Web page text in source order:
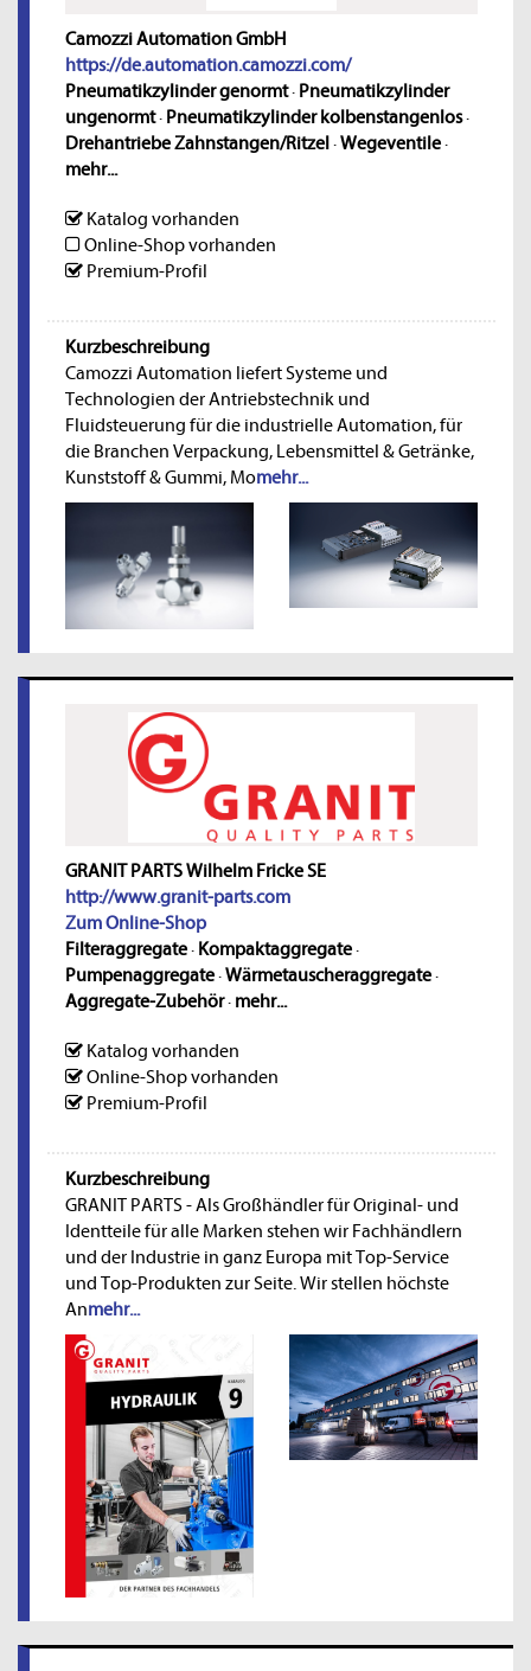
Camozzi Automation GmbH
https://de.automation.camozzi.com/
Pneumatikzylinder genormt· Pneumatikzylinder
ungenormt· Pneumatikzylinder kolbenstangenlos·
Drehantriebe Zahnstangen/Ritzel ·Wegeventile·
mehr...
Katalog vorhanden
Online-Shop vorhanden
Premium-Profil
Kurzbeschreibung
Camozzi Automation liefert Systeme und
Technologien der Antriebstechnik und
Fluidsteuerung für die industrielle Automation, für
die Branchen Verpackung, Lebensmittel & Getränke,
Kunststoff & Gummi, Momehr...
GRANIT PARTS Wilhelm Fricke SE
http://www.granit-parts.com
Zum Online-Shop
Filteraggregate· Kompaktaggregate·
Pumpenaggregate·Wärmetauscheraggregate·
Aggregate-Zubehör· mehr...
Katalog vorhanden
Online-Shop vorhanden
Premium-Profil
Kurzbeschreibung
GRANIT PARTS - Als Großhändler für Original- und
Identteile für alle Marken stehen wir Fachhändlern
und der Industrie in ganz Europa mit Top-Service
und Top-Produkten zur Seite. Wir stellen höchste
Anmehr...